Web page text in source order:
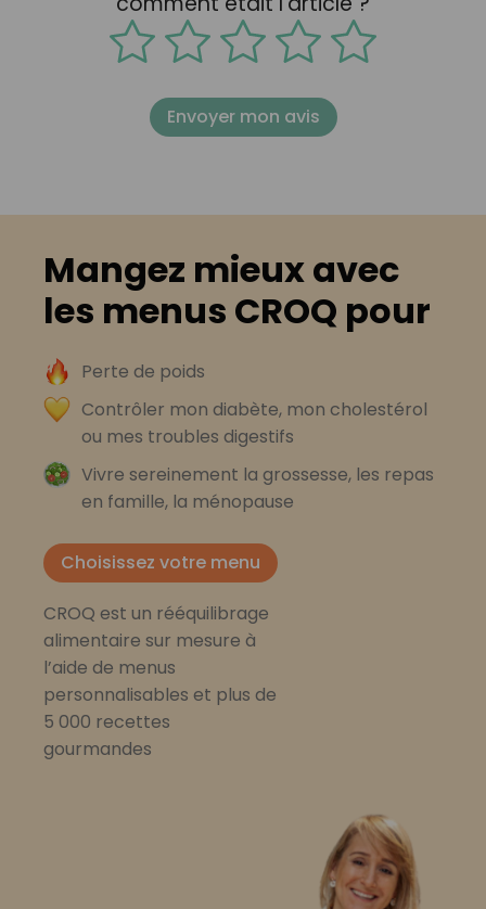
Envoyer mon avis
Mangez mieux avec
les menus CROQ pour
Perte de poids
Contrôler mon diabète, mon cholestérol
ou mes troubles digestifs
Vivre sereinement la grossesse, les repas
en famille, la ménopause
Choisissez votre menu
CROQ est un rééquilibrage
alimentaire sur mesure à
l’aide de menus
personnalisables et plus de
5 000 recettes
gourmandes